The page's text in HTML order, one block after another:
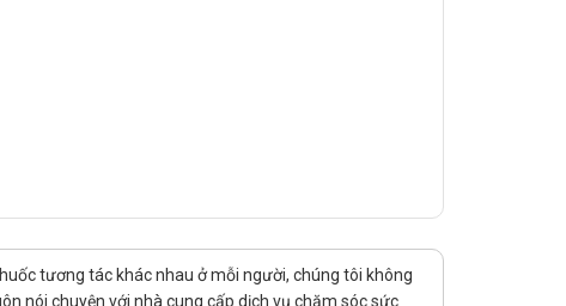
4 lần/ngày; uống sau bữa ăn và trước khi đi ngủ.
tương tác khác nhau ở mỗi người, chúng tôi không
nói chuyện với nhà cung cấp dịch vụ chăm sóc sức